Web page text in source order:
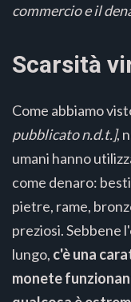
commercio e il
Scarsità
Come abbiamo
pubblicato n.d.t.],
umani hanno
come denaro:
pietre, rame,
preziosi. Sebbene
lungo, c'è una
monete